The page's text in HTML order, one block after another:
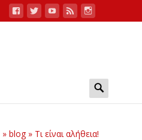
Search
for:
» blog » Τι είναι αλήθεια!